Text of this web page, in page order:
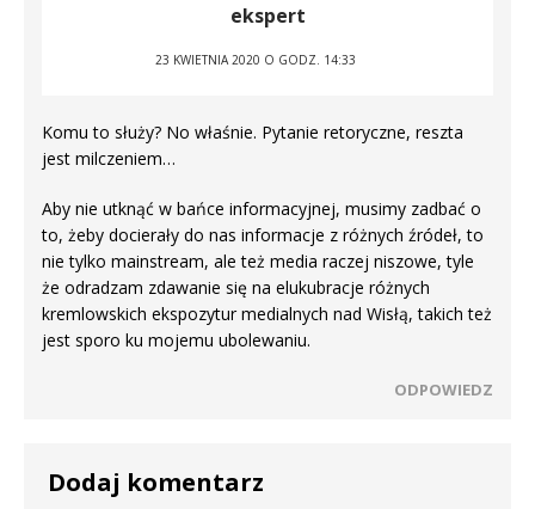
ekspert
23 KWIETNIA 2020 O GODZ. 14:33
Komu to służy? No właśnie. Pytanie retoryczne, reszta
jest milczeniem…
Aby nie utknąć w bańce informacyjnej, musimy zadbać o
to, żeby docierały do nas informacje z różnych źródeł, to
nie tylko mainstream, ale też media raczej niszowe, tyle
że odradzam zdawanie się na elukubracje różnych
kremlowskich ekspozytur medialnych nad Wisłą, takich też
jest sporo ku mojemu ubolewaniu.
ODPOWIEDZ
Dodaj komentarz